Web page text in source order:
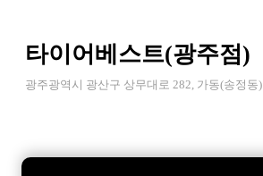
타이어베스트(광주점)
광주광역시 광산구 상무대로 282, 가동(송정동)